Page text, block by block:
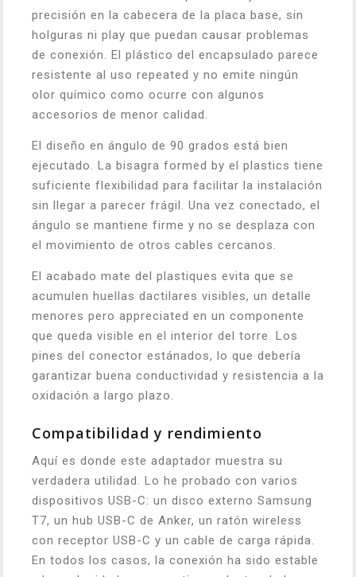
precisión en la cabecera de la placa base, sin
holguras ni play que puedan causar problemas
de conexión. El plástico del encapsulado parece
resistente al uso repeated y no emite ningún
olor químico como ocurre con algunos
accesorios de menor calidad.
El diseño en ángulo de 90 grados está bien
ejecutado. La bisagra formed by el plastics tiene
suficiente flexibilidad para facilitar la instalación
sin llegar a parecer frágil. Una vez conectado, el
ángulo se mantiene firme y no se desplaza con
el movimiento de otros cables cercanos.
El acabado mate del plastiques evita que se
acumulen huellas dactilares visibles, un detalle
menores pero appreciated en un componente
que queda visible en el interior del torre. Los
pines del conector estánados, lo que debería
garantizar buena conductividad y resistencia a la
oxidación a largo plazo.
Compatibilidad y rendimiento
Aquí es donde este adaptador muestra su
verdadera utilidad. Lo he probado con varios
dispositivos USB-C: un disco externo Samsung
T7, un hub USB-C de Anker, un ratón wireless
con receptor USB-C y un cable de carga rápida.
En todos los casos, la conexión ha sido estable